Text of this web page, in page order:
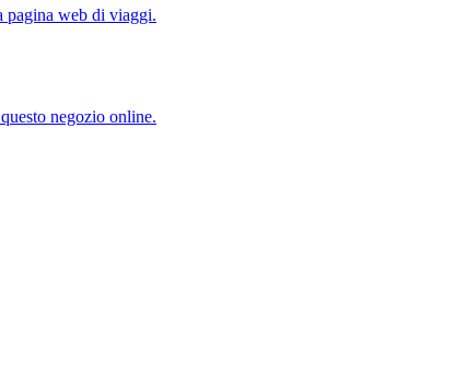
pagina web di viaggi.
negozio online.